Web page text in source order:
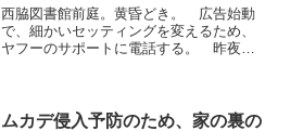
西脇図書館前庭。黄昏どき。 広告始動
で、細かいセッティングを変えるため、
ヤフーのサポートに電話する。 昨夜、
ともできないし、その上、...
ムカデ侵入予防のため、家の裏の